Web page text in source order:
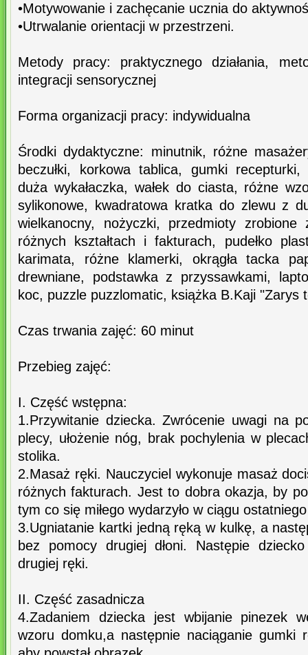
•Motywowanie i zachęcanie ucznia do
•Utrwalanie orientacji w przestrzeni.
Metody pracy: praktycznego działania,
integracji sensorycznej
Forma organizacji pracy: indywidualna
Środki dydaktyczne: minutnik, różne
beczułki, korkowa tablica, gumki
duża wykałaczka, wałek do ciasta, różne
sylikonowe, kwadratowa kratka do zlewu z
wielkanocny, nożyczki, przedmioty zrobione
różnych kształtach i fakturach, pudełko
karimata, różne klamerki, okrągła tacka
drewniane, podstawka z przyssawkami,
koc, puzzle puzzlomatic, książka B.Kaji "Zarys
Czas trwania zajęć: 60 minut
Przebieg zajęć:
I. Część wstępna:
1.Przywitanie dziecka. Zwrócenie uwagi na
plecy, ułożenie nóg, brak pochylenia w
stolika.
2.Masaż ręki. Nauczyciel wykonuje masaż
różnych fakturach. Jest to dobra okazja, by
tym co się miłego wydarzyło w ciągu
3.Ugniatanie kartki jedną ręką w kulkę, a
bez pomocy drugiej dłoni. Następie
drugiej ręki.
II. Część zasadnicza
4.Zadaniem dziecka jest wbijanie pinezek
wzoru domku,a następnie naciąganie gumki